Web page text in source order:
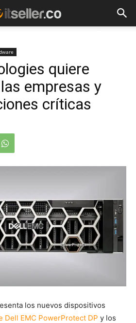
quiere
empresas y
críticas
los nuevos dispositivos
Dell EMC PowerProtect DP y los